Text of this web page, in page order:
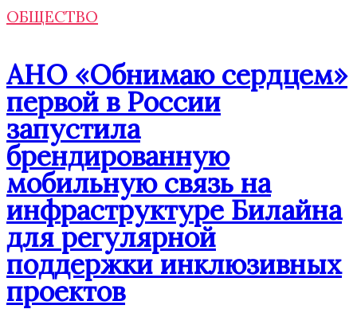
ОБЩЕСТВО
АНО «Обнимаю сердцем»
первой в России
запустила
брендированную
мобильную связь на
инфраструктуре Билайна
для регулярной
поддержки инклюзивных
проектов